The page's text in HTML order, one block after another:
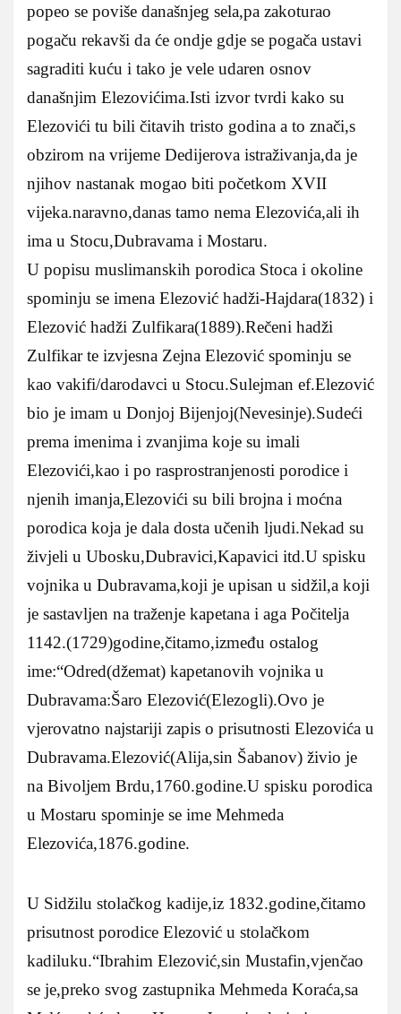
popeo se poviše današnjeg sela,pa zakoturao
pogaču rekavši da će ondje gdje se pogača ustavi
sagraditi kuću i tako je vele udaren osnov
današnjim Elezovićima.Isti izvor tvrdi kako su
Elezovići tu bili čitavih tristo godina a to znači,s
obzirom na vrijeme Dedijerova istraživanja,da je
njihov nastanak mogao biti početkom XVII
vijeka.naravno,danas tamo nema Elezovića,ali ih
ima u Stocu,Dubravama i Mostaru.
U popisu muslimanskih porodica Stoca i okoline
spominju se imena Elezović hadži-Hajdara(1832) i
Elezović hadži Zulfikara(1889).Rečeni hadži
Zulfikar te izvjesna Zejna Elezović spominju se
kao vakifi/darodavci u Stocu.Sulejman ef.Elezović
bio je imam u Donjoj Bijenjoj(Nevesinje).Sudeći
prema imenima i zvanjima koje su imali
Elezovići,kao i po rasprostranjenosti porodice i
njenih imanja,Elezovići su bili brojna i moćna
porodica koja je dala dosta učenih ljudi.Nekad su
živjeli u Ubosku,Dubravici,Kapavici itd.U spisku
vojnika u Dubravama,koji je upisan u sidžil,a koji
je sastavljen na traženje kapetana i aga Počitelja
1142.(1729)godine,čitamo,između ostalog
ime:“Odred(džemat) kapetanovih vojnika u
Dubravama:Šaro Elezović(Elezogli).Ovo je
vjerovatno najstariji zapis o prisutnosti Elezovića u
Dubravama.Elezović(Alija,sin Šabanov) živio je
na Bivoljem Brdu,1760.godine.U spisku porodica
u Mostaru spominje se ime Mehmeda
Elezovića,1876.godine.
U Sidžilu stolačkog kadije,iz 1832.godine,čitamo
prisutnost porodice Elezović u stolačkom
kadiluku.“Ibrahim Elezović,sin Mustafin,vjenčao
se je,preko svog zastupnika Mehmeda Koraća,sa